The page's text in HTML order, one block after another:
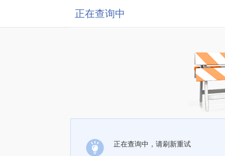
正在查询中
正在查询中，请刷新重试